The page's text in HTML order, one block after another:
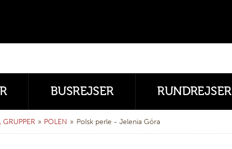
BUSREJSER RUNDREJSER
GRUPPER » POLEN » Polsk perle - Jelenia Góra